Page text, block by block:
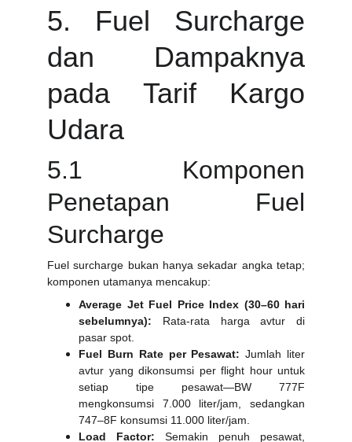
5. Fuel Surcharge
dan Dampaknya
pada Tarif Kargo
Udara
5.1 Komponen
Penetapan Fuel
Surcharge
Fuel surcharge bukan hanya sekadar angka tetap;
komponen utamanya mencakup:
Average Jet Fuel Price Index (30–60 hari
sebelumnya): Rata-rata harga avtur di
pasar spot.
Fuel Burn Rate per Pesawat: Jumlah liter
avtur yang dikonsumsi per flight hour untuk
setiap tipe pesawat—BW 777F
mengkonsumsi 7.000 liter/jam, sedangkan
747–8F konsumsi 11.000 liter/jam.
Load Factor: Semakin penuh pesawat,